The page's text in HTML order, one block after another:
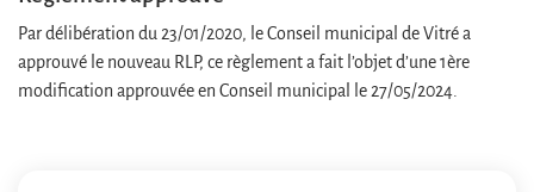
Par délibération du 23/01/2020, le Conseil municipal de Vitré a
approuvé le nouveau RLP, ce règlement a fait l’objet d’une 1ère
modification approuvée en Conseil municipal le 27/05/2024.